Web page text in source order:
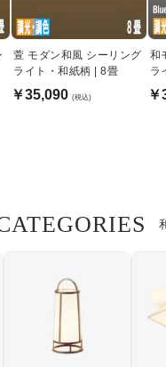
萱 モダン和風 シーリング
ライト・和紙柄 | 8畳
￥35,090 (税込)
和
ラ
能
￥